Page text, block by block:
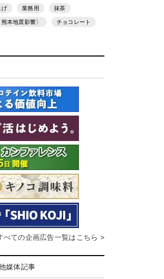
げ 業務用 抹茶
熊本地震影響〕 チョコレート
べての企画広告一覧はこちら >
媒体記事